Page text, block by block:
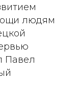
людям
Павел